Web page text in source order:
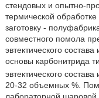
стендовых и опытно-
термической
заготовку -
совместного помола
эвтектического
основы карбонитрида
эвтектического
20-32 объемных %.